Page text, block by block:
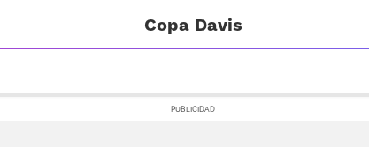
Copa Davis